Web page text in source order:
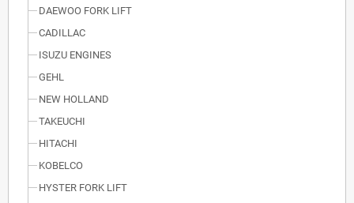
DAEWOO FORK LIFT
CADILLAC
ISUZU ENGINES
GEHL
NEW HOLLAND
TAKEUCHI
HITACHI
KOBELCO
HYSTER FORK LIFT